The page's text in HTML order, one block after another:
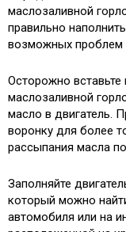
маслозаливной
правильно
возможных проблем
Осторожно вставьте
маслозаливной
масло в двигатель.
воронку для более
рассыпания масла
Заполняйте
который можно
автомобиля или на